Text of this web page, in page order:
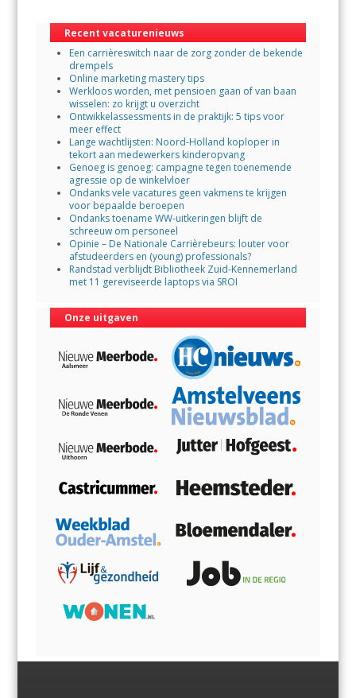
o
o
k
A
p
p
Recent vacaturenieuws
Een carrièreswitch naar de zorg zonder de bekende
drempels
Online marketing mastery tips
Werkloos worden, met pensioen gaan of van baan
wisselen: zo krijgt u overzicht
Ontwikkelassessments in de praktijk: 5 tips voor
meer effect
Lange wachtlijsten: Noord-Holland koploper in
tekort aan medewerkers kinderopvang
Genoeg is genoeg: campagne tegen toenemende
agressie op de winkelvloer
Ondanks vele vacatures geen vakmens te krijgen
voor bepaalde beroepen
Ondanks toename WW-uitkeringen blijft de
schreeuw om personeel
Opinie – De Nationale Carrièrebeurs: louter voor
afstudeerders en (young) professionals?
Randstad verblijdt Bibliotheek Zuid-Kennemerland
met 11 gereviseerde laptops via SROI
Onze uitgaven